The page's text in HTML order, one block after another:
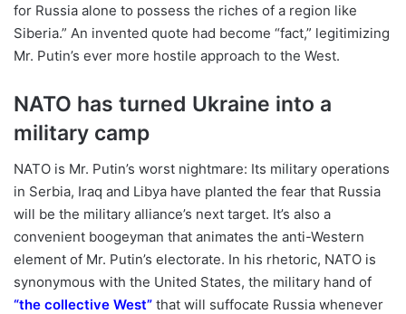
for Russia alone to possess the riches of a region like
Siberia.” An invented quote had become “fact,” legitimizing
Mr. Putin’s ever more hostile approach to the West.
NATO has turned Ukraine into a
military camp
NATO is Mr. Putin’s worst nightmare: Its military operations
in Serbia, Iraq and Libya have planted the fear that Russia
will be the military alliance’s next target. It’s also a
convenient boogeyman that animates the anti-Western
element of Mr. Putin’s electorate. In his rhetoric, NATO is
synonymous with the United States, the military hand of
“the collective West” that will suffocate Russia whenever